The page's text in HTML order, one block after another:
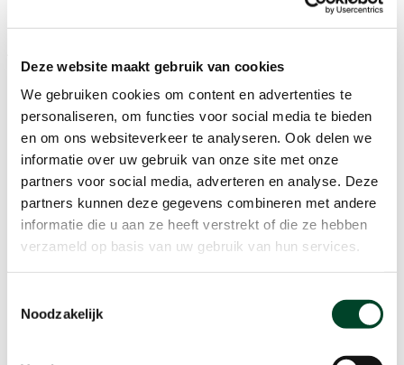
Deze website maakt gebruik van cookies
We gebruiken cookies om content en advertenties te
personaliseren, om functies voor social media te bieden
en om ons websiteverkeer te analyseren. Ook delen we
informatie over uw gebruik van onze site met onze
partners voor social media, adverteren en analyse. Deze
partners kunnen deze gegevens combineren met andere
informatie die u aan ze heeft verstrekt of die ze hebben
verzameld op basis van uw gebruik van hun services.
Noodzakelijk
Blijf op de hoogte van het laatste nieuws, verhalen,
publicaties en ontwikkelingen rondom Kansfonds
en onze missie.
Nieuwsberichten
Nieuws
Verhalen
Beeldbanken
Foto's bestaanszekerheid
Agenda